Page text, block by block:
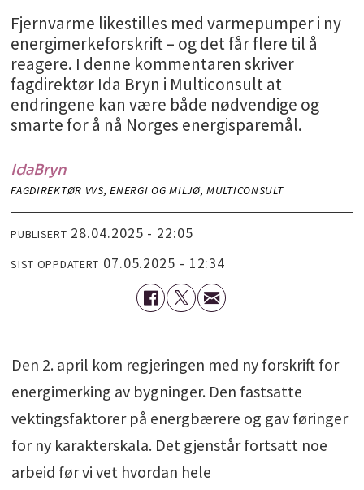
Fjernvarme likestilles med varmepumper i ny
energimerkeforskrift – og det får flere til å
reagere. I denne kommentaren skriver
fagdirektør Ida Bryn i Multiconsult at
endringene kan være både nødvendige og
smarte for å nå Norges energisparemål.
IdaBryn
FAGDIREKTØR VVS, ENERGI OG MILJØ, MULTICONSULT
PUBLISERT 28.04.2025 - 22:05
SIST OPPDATERT 07.05.2025 - 12:34
Den 2. april kom regjeringen med ny forskrift for
energimerking av bygninger. Den fastsatte
vektingsfaktorer på energbærere og gav føringer
for ny karakterskala. Det gjenstår fortsatt noe
arbeid før vi vet hvordan hele